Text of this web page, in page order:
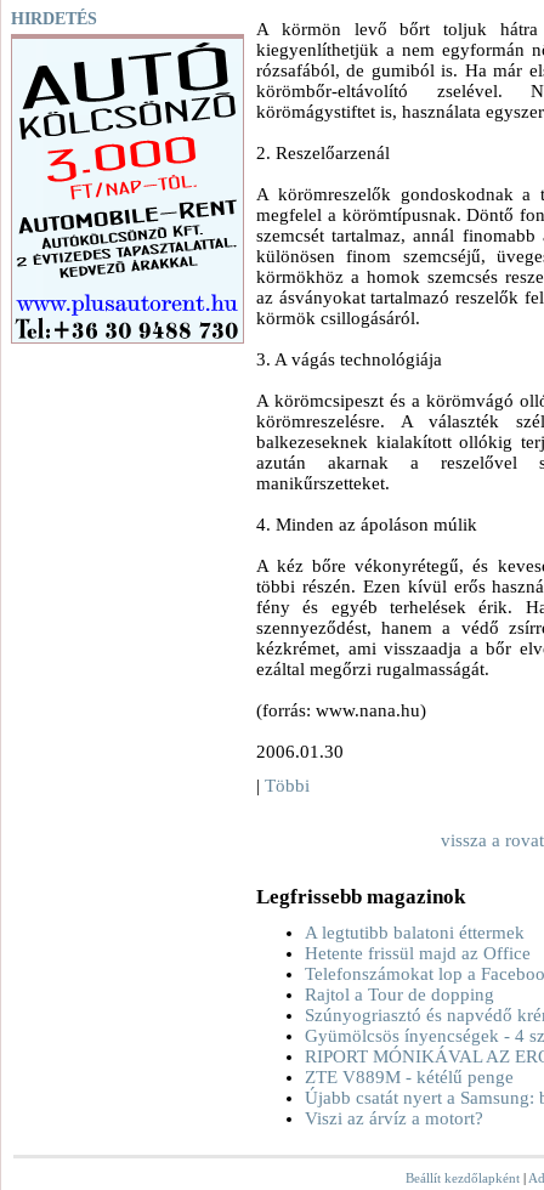
HIRDETÉS
A körmön levő bőrt toljuk hátra
kiegyenlíthetjük a nem egyformán
rózsafából, de gumiból is. Ha már
körömbőr-eltávolító zselével.
körömágystiftet is, használata
2. Reszelőarzenál
A körömreszelők gondoskodnak
megfelel a körömtípusnak. Döntő
szemcsét tartalmaz, annál
különösen finom szemcséjű,
körmökhöz a homok szemcsés
az ásványokat tartalmazó reszelők
körmök csillogásáról.
3. A vágás technológiája
A körömcsipeszt és a körömvágó
körömreszelésre. A választék
balkezeseknek kialakított ollókig
azután akarnak a reszelővel
manikűrszetteket.
4. Minden az ápoláson múlik
A kéz bőre vékonyrétegű, és
többi részén. Ezen kívül erős
fény és egyéb terhelések érik.
szennyeződést, hanem a védő
kézkrémet, ami visszaadja a bőr
ezáltal megőrzi rugalmasságát.
(forrás: www.nana.hu)
2006.01.30
| Többi
vissza a
Legfrissebb magazinok
A legtutibb balatoni éttermek
Hetente frissül majd az Office
Telefonszámokat lop a
Rajtol a Tour de dopping
Szúnyogriasztó és napvédő
Gyümölcsös ínyencségek - 4
RIPORT MÓNIKÁVAL AZ
ZTE V889M - kétélű penge
Újabb csatát nyert a
Viszi az árvíz a motort?
Beállít kezdőlapként |